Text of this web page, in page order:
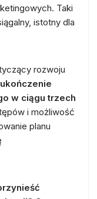
Taki
istotny dla
rozwoju
ukończenie
w ciągu trzech
i możliwość
planu